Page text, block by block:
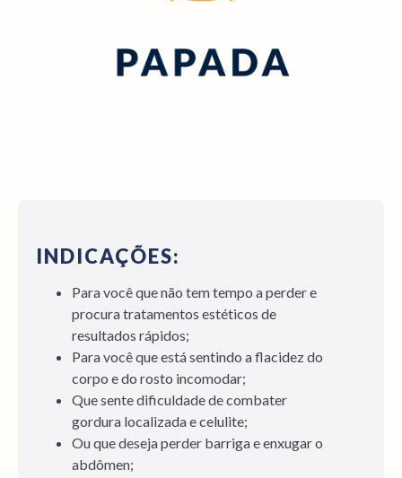
INDICAÇÕES:
Para você que não tem tempo a perder e
procura tratamentos estéticos de
resultados rápidos;
Para você que está sentindo a flacidez do
corpo e do rosto incomodar;
Que sente dificuldade de combater
gordura localizada e celulite;
Ou que deseja perder barriga e enxugar o
abdômen;